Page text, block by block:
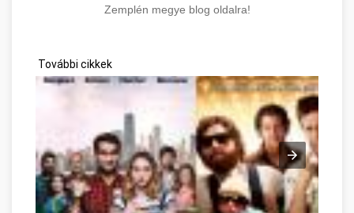
Zemplén megye blog oldalra!
További cikkek